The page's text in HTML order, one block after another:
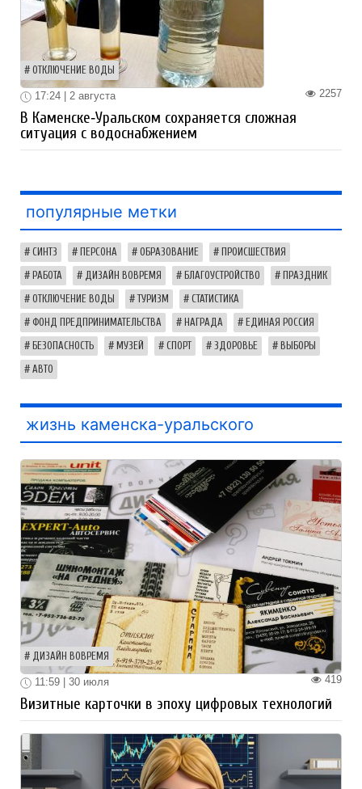
ОТКЛЮЧЕНИЕ ВОДЫ
2257
17:24 | 2 августа
В Каменске‑Уральском сохраняется сложная
ситуация с водоснабжением
популярные метки
СИНТЗ ПЕРСОНА ОБРАЗОВАНИЕ ПРОИСШЕСТВИЯ
РАБОТА ДИЗАЙН ВОВРЕМЯ БЛАГОУСТРОЙСТВО ПРАЗДНИК
ОТКЛЮЧЕНИЕ ВОДЫ ТУРИЗМ СТАТИСТИКА
ФОНД ПРЕДПРИНИМАТЕЛЬСТВА НАГРАДА ЕДИНАЯ РОССИЯ
БЕЗОПАСНОСТЬ МУЗЕЙ СПОРТ ЗДОРОВЬЕ ВЫБОРЫ
АВТО
жизнь каменска-уральского
ДИЗАЙН ВОВРЕМЯ
419
11:59 | 30 июля
Визитные карточки в эпоху цифровых технологий